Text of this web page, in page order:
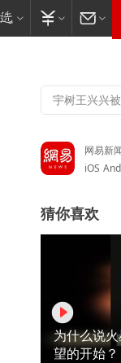
网易新
iOS
猜你喜欢
为什么说
望的开始？